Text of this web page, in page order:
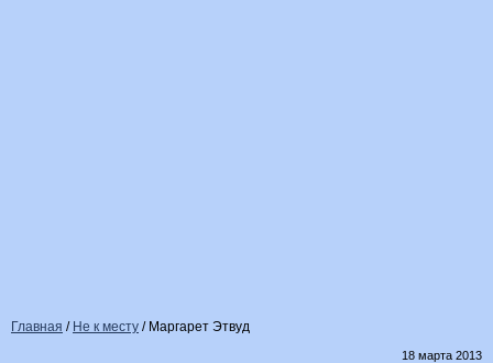
Главная / Не к месту / Маргарет Этвуд
18 марта 2013